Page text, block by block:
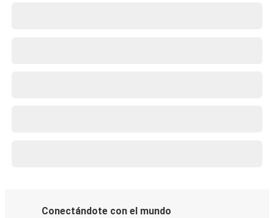
Conectándote con el mundo